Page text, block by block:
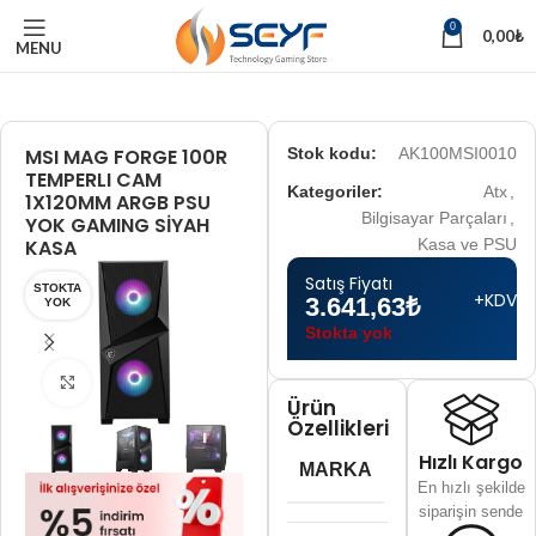
MENU
0 0,00₺
MSI MAG FORGE 100R
TEMPERLI CAM
1X120MM ARGB PSU
YOK GAMING SİYAH
KASA
STOKTA
YOK
Tam boyut için tıklayın
Stok kodu:
AK100MSI0010
Kategoriler:
Atx
Bilgisayar Parçaları
Kasa ve PSU
Satış Fiyatı
3.641,63₺ +KDV
Stokta yok
Ürün
Özellikleri
MARKA Hızlı Kargo
En hızlı şekilde
siparişin sende